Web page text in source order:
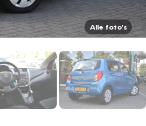
Alle foto's